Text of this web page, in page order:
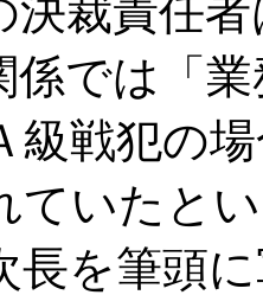
裁責任者
係では「
級戦犯の
ていたと
長を筆頭